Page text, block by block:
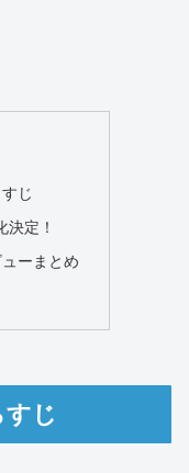
じ
定！
ーまとめ
じ